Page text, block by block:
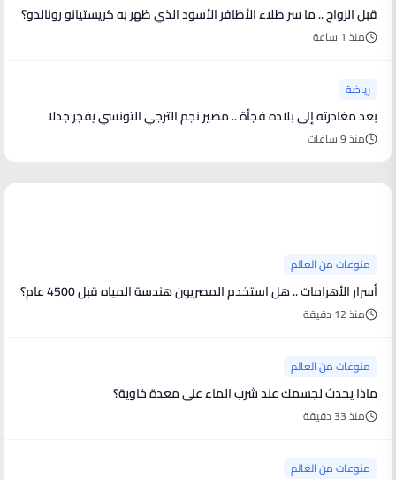
قبل الزواج .. ما سر طلاء الأظافر الأسود الذي ظهر به كريستيانو رونالدو؟
منذ 1 ساعة
رياضة
بعد مغادرته إلى بلاده فجأة .. مصير نجم الترجي التونسي يفجر جدلا
منذ 9 ساعات
منوعات من العالم
أسرار الأهرامات .. هل استخدم المصريون هندسة المياه قبل 4500 عام؟
منذ 12 دقيقة
منوعات من العالم
ماذا يحدث لجسمك عند شرب الماء على معدة خاوية؟
منذ 33 دقيقة
منوعات من العالم